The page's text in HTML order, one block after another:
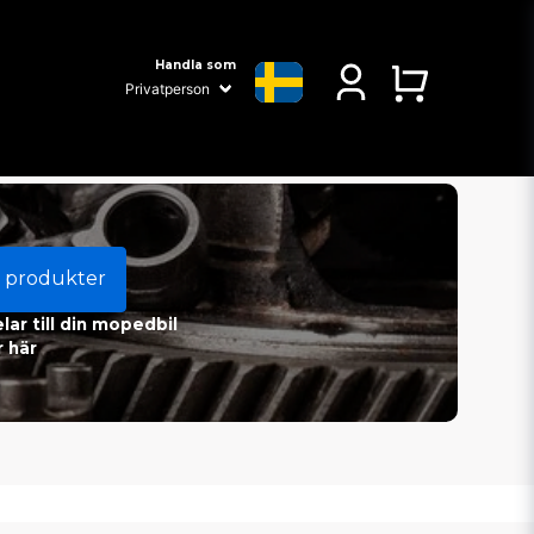
Handla som
produkter
till din mopedbil
här